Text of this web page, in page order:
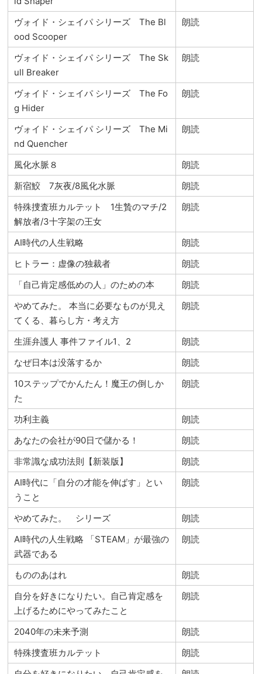
ヴォイド・シェイパ シリーズ The Bl
ood Scooper
朗読
ヴォイド・シェイパ シリーズ The Sk
ull Breaker
朗読
ヴォイド・シェイパ シリーズ The Fo
g Hider
朗読
ヴォイド・シェイパ シリーズ The Mi
nd Quencher
朗読
風化水脈８
朗読
新宿鮫 7灰夜/8風化水脈
朗読
特殊捜査班カルテット 1生贄のマチ/2
解放者/3十字架の王女
朗読
AI時代の人生戦略
朗読
ヒトラー：虚像の独裁者
朗読
「自己肯定感低めの人」のための本
朗読
やめてみた。 本当に必要なものが見え
てくる、暮らし方・考え方
朗読
生涯弁護人 事件ファイル1、2
朗読
なぜ日本は没落するか
朗読
10ステップでかんたん！魔王の倒しか
た
朗読
功利主義
朗読
あなたの会社が90日で儲かる！
朗読
非常識な成功法則【新装版】
朗読
AI時代に「自分の才能を伸ばす」とい
うこと
朗読
やめてみた。 シリーズ
朗読
AI時代の人生戦略 「STEAM」が最強の
武器である
朗読
もののあはれ
朗読
自分を好きになりたい。自己肯定感を
上げるためにやってみたこと
朗読
2040年の未来予測
朗読
特殊捜査班カルテット
朗読